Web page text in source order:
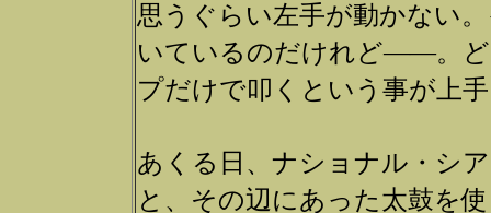
思うぐらい左手が動かない
いているのだけれど――。ど
プだけで叩くという事が上
あくる日、ナショナル・シ
と、その辺にあった太鼓を